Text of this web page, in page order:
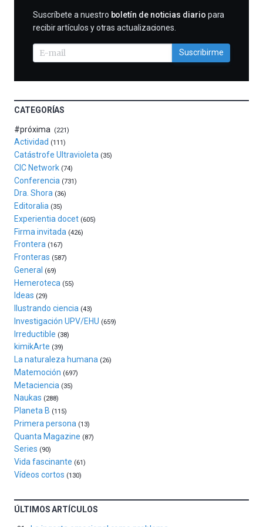
celebración
la
edición
Bilbo
Zientzia
Plaza
(BZP),
un
llenará
la
ciudad
de
monólogos,
exposiciones,
conferencias,
docufórums
y
espectáculos
del
16
de
septiembre
al
4
de
octubre.
La
iniciativa,
organizada
Cátedra…
SUSCRIBIRME
Suscríbete a nuestro boletín de noticias diario para
recibir artículos y otras actualizaciones.
Suscribirme
CATEGORÍAS
#próxima (221)
Actividad (111)
Catástrofe Ultravioleta (35)
CIC Network (74)
Conferencia (731)
Dra. Shora (36)
Editoralia (35)
Experientia docet (605)
Firma invitada (426)
Frontera (167)
Fronteras (587)
General (69)
Hemeroteca (55)
Ideas (29)
Ilustrando ciencia (43)
Investigación UPV/EHU (659)
Irreductible (38)
kimikArte (39)
La naturaleza humana (26)
Matemoción (697)
Metaciencia (35)
Naukas (288)
Planeta B (115)
Primera persona (13)
Quanta Magazine (87)
Series (90)
Vida fascinante (61)
Vídeos cortos (130)
ÚLTIMOS ARTÍCULOS